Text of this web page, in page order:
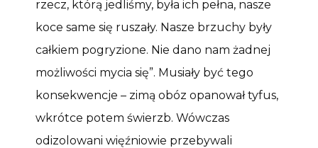
rzecz, którą jedliśmy, była ich pełna, nasze
koce same się ruszały. Nasze brzuchy były
całkiem pogryzione. Nie dano nam żadnej
możliwości mycia się”. Musiały być tego
konsekwencje – zimą obóz opanował tyfus,
wkrótce potem świerzb. Wówczas
odizolowani więźniowie przebywali